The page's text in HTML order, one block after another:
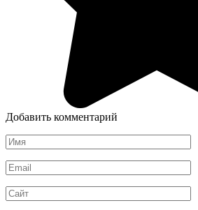
Добавить комментарий
Имя
*
Email
*
Сайт